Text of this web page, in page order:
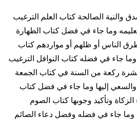
والنية الصالحة كتاب العلم الترغيب
وما جاء في فضل كتاب الطهارة
الناس أو ظلهم أو مواردهم كتاب
وما جاء في فضله كتاب النوافل الترغيب
ركعة من السنة في كتاب الجمعة
إليها وما جاء في فضل كتاب
وتأكيد وجوبها كتاب الصوم
وما جاء في فضله وفضل دعاء الصائم